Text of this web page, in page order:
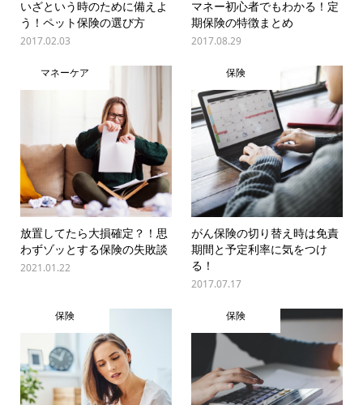
いざという時のために備えよ
う！ペット保険の選び方
2017.02.03
マネー初心者でもわかる！定
期保険の特徴まとめ
2017.08.29
マネーケア
放置してたら大損確定？！思
わずゾッとする保険の失敗談
2021.01.22
保険
がん保険の切り替え時は免責
期間と予定利率に気をつけ
る！
2017.07.17
保険 保険